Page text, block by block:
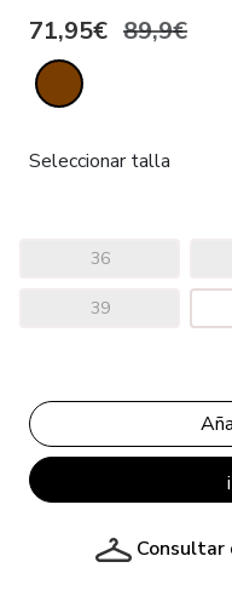
71,95€ 89,9€
Seleccionar talla
36
39
Consultar